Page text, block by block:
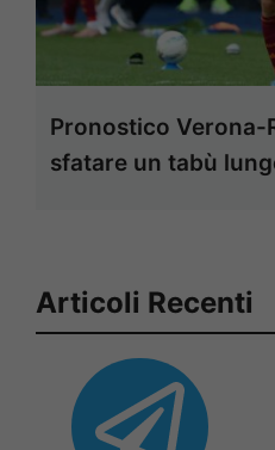
Pronostico Verona-
sfatare un tabù
Articoli Recenti